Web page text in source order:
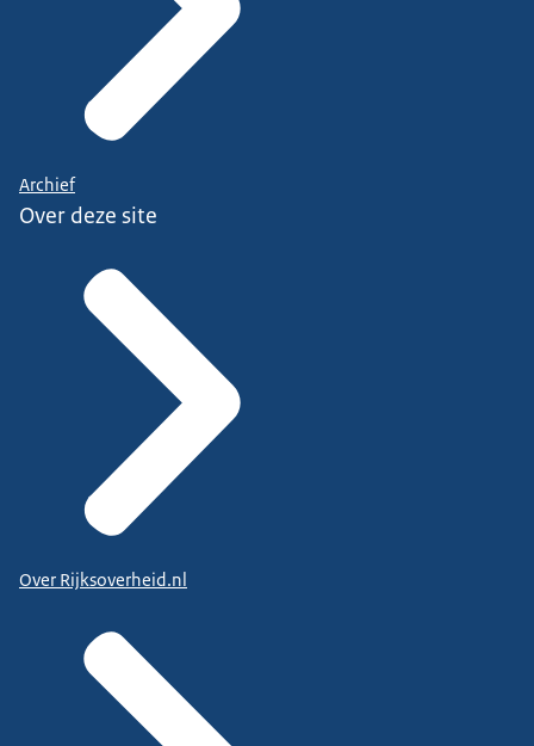
Archief
Over deze site
Over Rijksoverheid.nl